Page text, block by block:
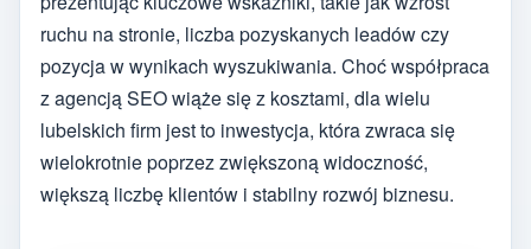
ruchu na stronie, liczba pozyskanych leadów czy
pozycja w wynikach wyszukiwania. Choć współpraca
z agencją SEO wiąże się z kosztami, dla wielu
lubelskich firm jest to inwestycja, która zwraca się
wielokrotnie poprzez zwiększoną widoczność,
większą liczbę klientów i stabilny rozwój biznesu.